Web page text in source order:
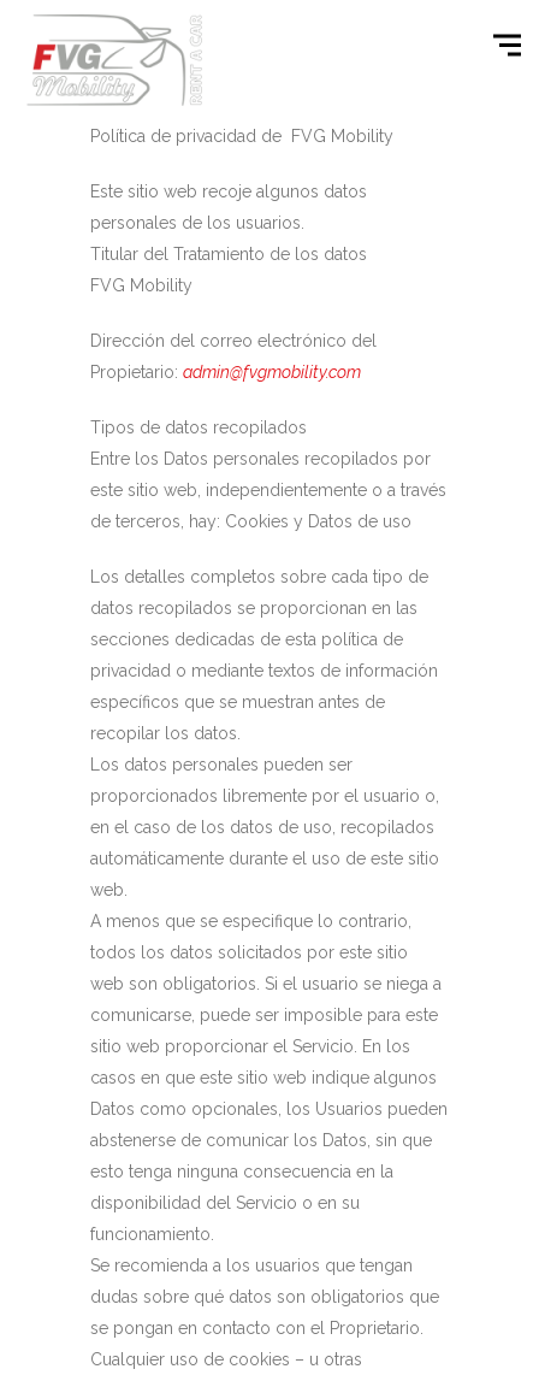
Política de privacidad de FVG Mobility
Este sitio web recoje algunos datos
personales de los usuarios.
Titular del Tratamiento de los datos
FVG Mobility
Dirección del correo electrónico del
Propietario: admin@fvgmobility.com
Tipos de datos recopilados
Entre los Datos personales recopilados por
este sitio web, independientemente o a través
de terceros, hay: Cookies y Datos de uso
Los detalles completos sobre cada tipo de
datos recopilados se proporcionan en las
secciones dedicadas de esta política de
privacidad o mediante textos de información
específicos que se muestran antes de
recopilar los datos.
Los datos personales pueden ser
proporcionados libremente por el usuario o,
en el caso de los datos de uso, recopilados
automáticamente durante el uso de este sitio
web.
A menos que se especifique lo contrario,
todos los datos solicitados por este sitio
web son obligatorios. Si el usuario se niega a
comunicarse, puede ser imposible para este
sitio web proporcionar el Servicio. En los
casos en que este sitio web indique algunos
Datos como opcionales, los Usuarios pueden
abstenerse de comunicar los Datos, sin que
esto tenga ninguna consecuencia en la
disponibilidad del Servicio o en su
funcionamiento.
Se recomienda a los usuarios que tengan
dudas sobre qué datos son obligatorios que
se pongan en contacto con el Proprietario.
Cualquier uso de cookies – u otras